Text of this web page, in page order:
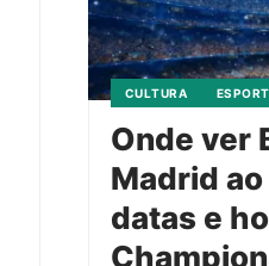
CULTURA
Onde ver
Madrid
datas e